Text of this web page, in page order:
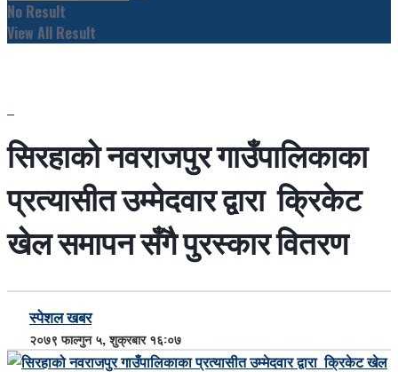
No Result
View All Result
सिरहाको नवराजपुर गाउँपालिकाका
प्रत्यासीत उम्मेदवार द्वारा क्रिकेट
खेल समापन सँगै पुरस्कार वितरण
स्पेशल खबर
२०७९ फाल्गुन ५, शुक्रबार १६:०७